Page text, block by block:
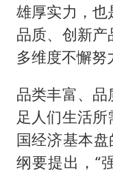
雄厚实力，
品质、创新
多维度不懈努
品类丰富、
足人们生活
国经济基本盘
纲要提出，“